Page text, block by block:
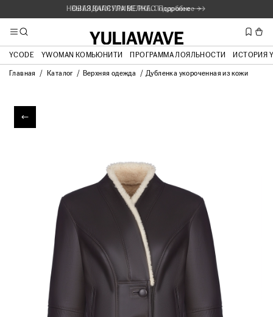
НОВАЯ КАПСУЛА ВЕЛНЕС. Подробнее ⟶
ВЫЕЗДНАЯ ПРИМЕРКА. Подробнее ⟶
YCODE YWOMAN КОМЬЮНИТИ ПРОГРАММА ЛОЯЛЬНОСТИ ИСТОРИЯ
Главная Каталог Верхняя одежда Дубленка укороченная из кожи